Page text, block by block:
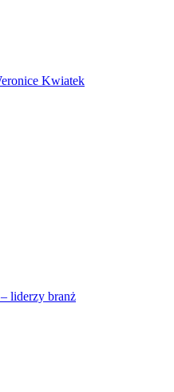
Kwiatek
liderzy branż